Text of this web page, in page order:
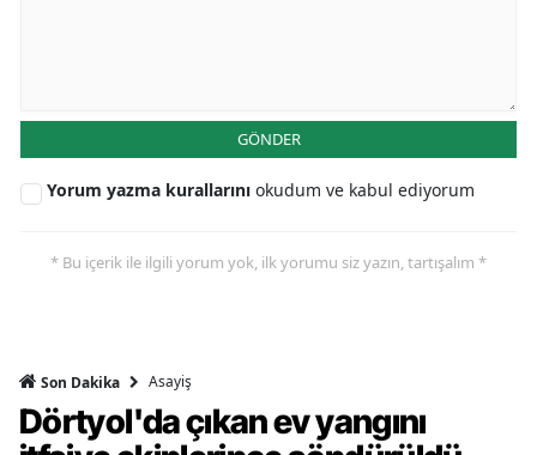
GÖNDER
Yorum yazma kurallarını okudum ve kabul ediyorum
* Bu içerik ile ilgili yorum yok, ilk yorumu siz yazın, tartışalım *
Son Dakika Asayiş
Dörtyol'da çıkan ev yangını